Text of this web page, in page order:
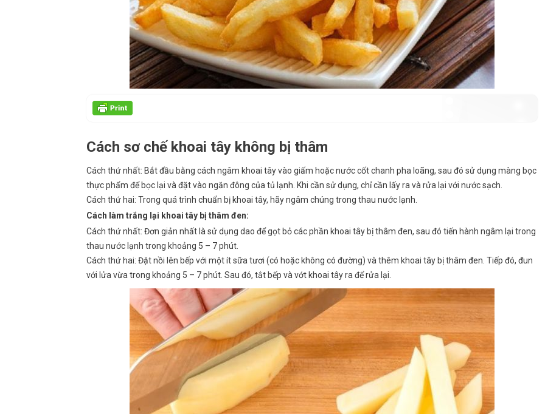
Cách sơ chế khoai tây không bị thâm
Cách thứ nhất: Bắt đầu bằng cách ngâm khoai tây vào giấm hoặc nước cốt chanh pha loãng, sau đó sử dụng màng bọc
thực phẩm để bọc lại và đặt vào ngăn đông của tủ lạnh. Khi cần sử dụng, chỉ cần lấy ra và rửa lại với nước sạch.
Cách thứ hai: Trong quá trình chuẩn bị khoai tây, hãy ngâm chúng trong thau nước lạnh.
Cách làm trắng lại khoai tây bị thâm đen:
Cách thứ nhất: Đơn giản nhất là sử dụng dao để gọt bỏ các phần khoai tây bị thâm đen, sau đó tiến hành ngâm lại trong
thau nước lạnh trong khoảng 5 – 7 phút.
Cách thứ hai: Đặt nồi lên bếp với một ít sữa tươi (có hoặc không có đường) và thêm khoai tây bị thâm đen. Tiếp đó, đun
với lửa vừa trong khoảng 5 – 7 phút. Sau đó, tắt bếp và vớt khoai tây ra để rửa lại.